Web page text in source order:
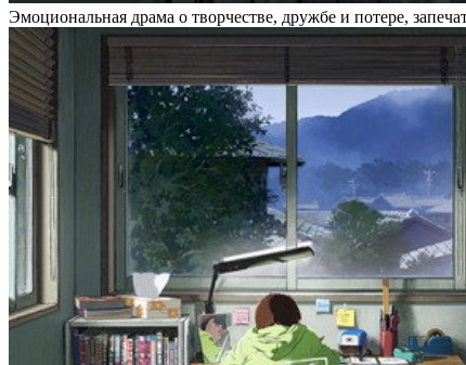
Эмоциональная драма о творчестве, дружбе и потере,